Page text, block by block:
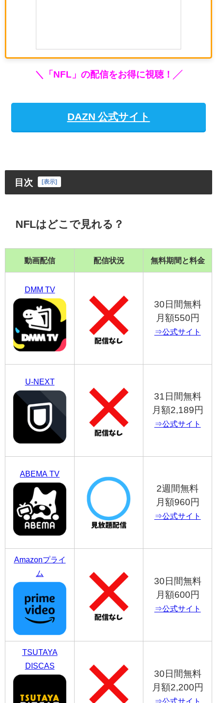
＼「NFL」の配信をお得に視聴！╱
DAZN 公式サイト
目次 [表示]
NFLはどこで見れる？
動画配信 配信状況 無料期間と料金
DMM TV
30日間無料
月額550円
⇒公式サイト
U-NEXT
31日間無料
月額2,189円
⇒公式サイト
ABEMA TV
2週間無料
月額960円
⇒公式サイト
Amazonプライ
ム
30日間無料
月額600円
⇒公式サイト
TSUTAYA
DISCAS
30日間無料
月額2,200円
⇒公式サイト